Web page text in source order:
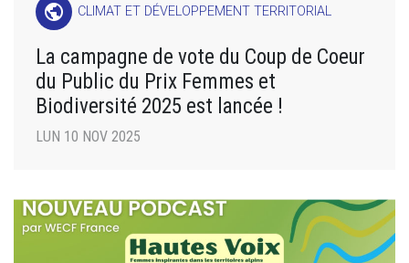
public CLIMAT ET DÉVELOPPEMENT TERRITORIAL
La campagne de vote du Coup de Coeur
du Public du Prix Femmes et
Biodiversité 2025 est lancée !
LUN 10 NOV 2025